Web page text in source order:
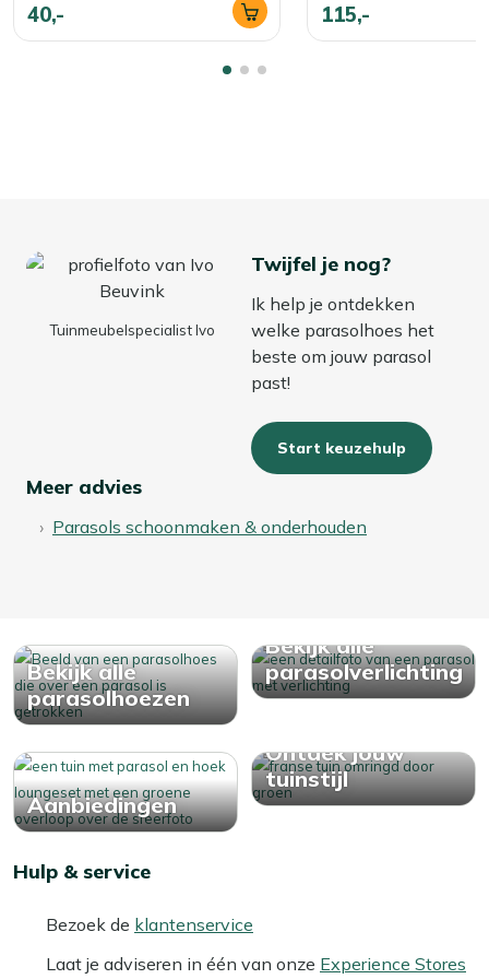
40,- 115,-
Tuinmeubelspecialist Ivo
Twijfel je nog?
Ik help je ontdekken
welke parasolhoes het
beste om jouw parasol
past!
Start keuzehulp
Meer advies
Parasols schoonmaken & onderhouden
Bekijk alle
parasolhoezen
Bekijk alle
parasolverlichting
Aanbiedingen
Ontdek jouw
tuinstijl
Hulp & service
Bezoek de klantenservice
Laat je adviseren in één van onze Experience Stores